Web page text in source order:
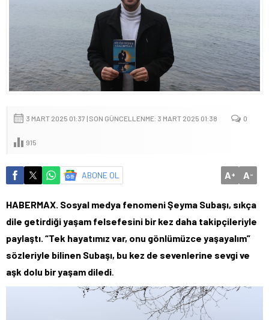
3 MART 2025 01:37 | SON GÜNCELLENME: 3 MART 2025 01:38 0
915
ABONE OL A+ A-
HABERMAX. Sosyal medya fenomeni Şeyma Subaşı, sıkça
dile getirdiği yaşam felsefesini bir kez daha takipçileriyle
paylaştı. “Tek hayatımız var, onu gönlümüzce yaşayalım”
sözleriyle bilinen Subaşı, bu kez de sevenlerine sevgi ve
aşk dolu bir yaşam diledi